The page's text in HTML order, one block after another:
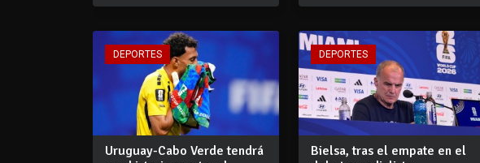
DEPORTES
Uruguay-Cabo Verde tendrá
DEPORTES
Bielsa, tras el empate en el